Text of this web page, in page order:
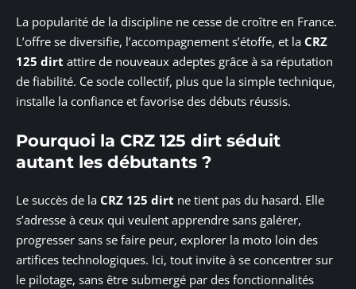
La popularité de la discipline ne cesse de croître en France.
L’offre se diversifie, l’accompagnement s’étoffe, et la CRZ
125 dirt attire de nouveaux adeptes grâce à sa réputation
de fiabilité. Ce socle collectif, plus que la simple technique,
installe la confiance et favorise des débuts réussis.
Pourquoi la CRZ 125 dirt séduit
autant les débutants ?
Le succès de la CRZ 125 dirt ne tient pas du hasard. Elle
s’adresse à ceux qui veulent apprendre sans galérer,
progresser sans se faire peur, explorer la moto loin des
artifices technologiques. Ici, tout invite à se concentrer sur
le pilotage, sans être submergé par des fonctionnalités